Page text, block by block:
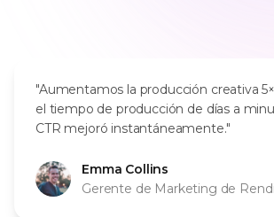
"Aumentamos la producción creativa
el tiempo de producción de días a
CTR mejoró instantáneamente."
Emma Collins
Gerente de Marketing de